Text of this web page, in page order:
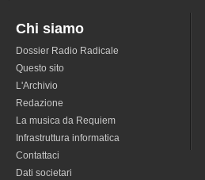
Chi siamo
Dossier Radio Radicale
Questo sito
L'Archivio
Redazione
La musica da Requiem
Infrastruttura informatica
Contattaci
Dati societari